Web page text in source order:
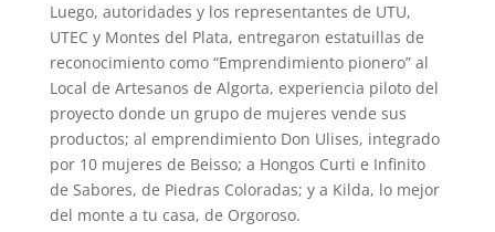
Luego, autoridades y los representantes de UTU,
UTEC y Montes del Plata, entregaron estatuillas de
reconocimiento como “Emprendimiento pionero” al
Local de Artesanos de Algorta, experiencia piloto del
proyecto donde un grupo de mujeres vende sus
productos; al emprendimiento Don Ulises, integrado
por 10 mujeres de Beisso; a Hongos Curti e Infinito
de Sabores, de Piedras Coloradas; y a Kilda, lo mejor
del monte a tu casa, de Orgoroso.